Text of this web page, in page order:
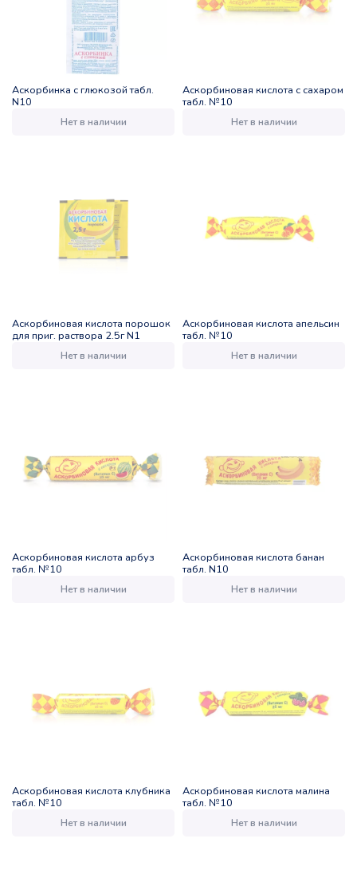
Аскорбинка с глюкозой табл.
N10
Нет в наличии
Аскорбиновая кислота с сахаром
табл. №10
Нет в наличии
Аскорбиновая кислота порошок
для приг. раствора 2.5г N1
Нет в наличии
Аскорбиновая кислота апельсин
табл. №10
Нет в наличии
Аскорбиновая кислота арбуз
табл. №10
Нет в наличии
Аскорбиновая кислота банан
табл. N10
Нет в наличии
Аскорбиновая кислота клубника
табл. №10
Нет в наличии
Аскорбиновая кислота малина
табл. №10
Нет в наличии